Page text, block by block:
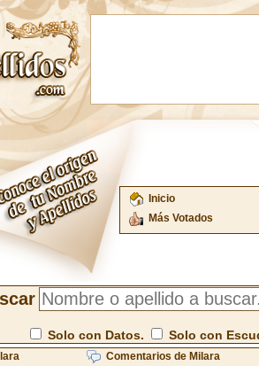
Inicio
Más Votados
Solo con Datos. Solo con
Comentarios de Milara